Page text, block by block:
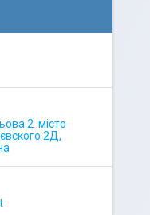
2 .місто
2Д,